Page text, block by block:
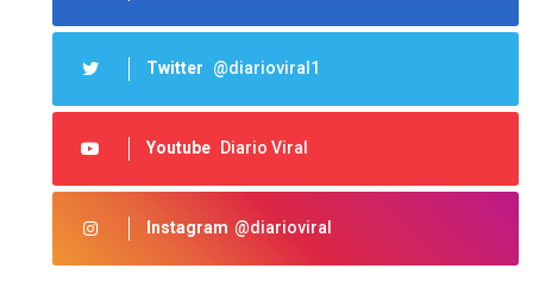
Twitter @diarioviral1
Youtube Diario Viral
Instagram @diarioviral